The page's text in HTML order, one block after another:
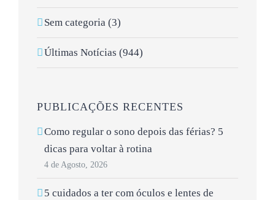
Sem categoria (3)
Últimas Notícias (944)
PUBLICAÇÕES RECENTES
Como regular o sono depois das férias? 5
dicas para voltar à rotina
4 de Agosto, 2026
5 cuidados a ter com óculos e lentes de